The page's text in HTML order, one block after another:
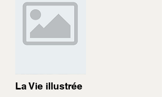
La Vie illustrée